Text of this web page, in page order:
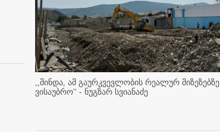
,,მინდა, ამ გაურკვევლობის რეალურ მიზეზებზე
ვისაუბრო'' - ნუგზარ სვიანაძე